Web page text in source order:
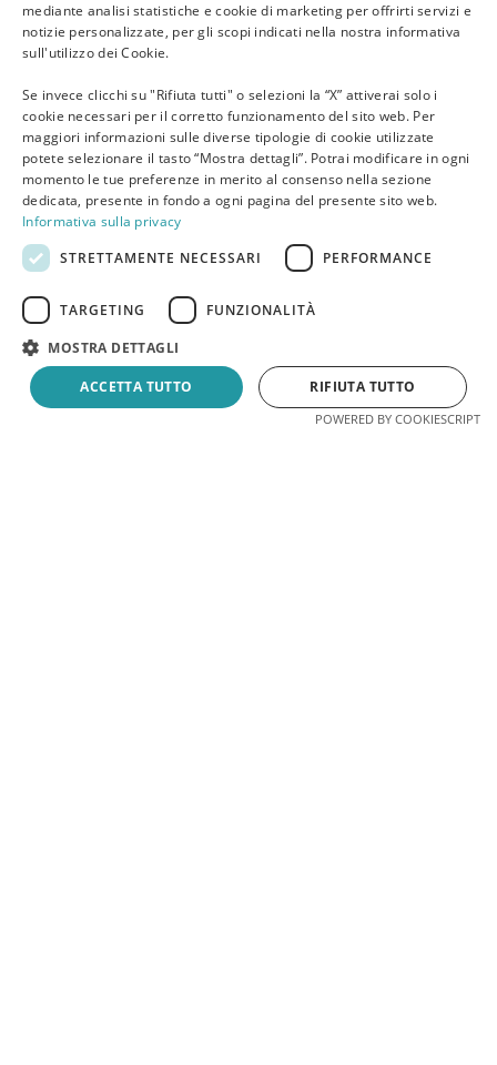
mediante analisi statistiche e cookie di marketing per offrirti servizi e
notizie personalizzate, per gli scopi indicati nella nostra informativa
sull'utilizzo dei Cookie.
Se invece clicchi su "Rifiuta tutti" o selezioni la “X” attiverai solo i
cookie necessari per il corretto funzionamento del sito web. Per
maggiori informazioni sulle diverse tipologie di cookie utilizzate
potete selezionare il tasto “Mostra dettagli”. Potrai modificare in ogni
momento le tue preferenze in merito al consenso nella sezione
dedicata, presente in fondo a ogni pagina del presente sito web.
Informativa sulla privacy
STRETTAMENTE NECESSARI
PERFORMANCE
TARGETING FUNZIONALITÀ
MOSTRA DETTAGLI
ACCETTA TUTTO RIFIUTA TUTTO
POWERED BY COOKIESCRIPT